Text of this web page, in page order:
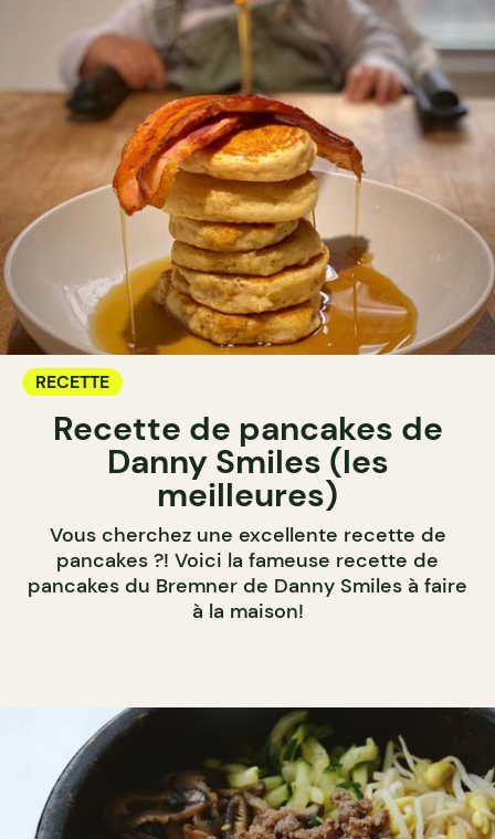
RECETTE
Recette de pancakes de
Danny Smiles (les
meilleures)
Vous cherchez une excellente recette de
pancakes ?! Voici la fameuse recette de
pancakes du Bremner de Danny Smiles à faire
à la maison!